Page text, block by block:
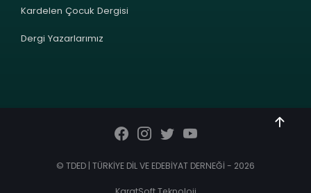
Kardelen Çocuk Dergisi
Dergi Yazarlarımız
© TDED | TÜRKİYE DİL VE EDEBİYAT DERNEĞİ - 2026